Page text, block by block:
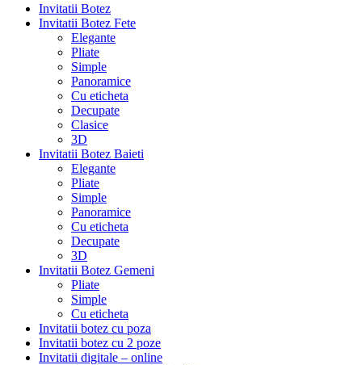
Invitatii Botez
Invitatii Botez Fete
Elegante
Pliate
Simple
Panoramice
Cu eticheta
Decupate
Clasice
3D
Invitatii Botez Baieti
Elegante
Pliate
Simple
Panoramice
Cu eticheta
Decupate
3D
Invitatii Botez Gemeni
Pliate
Simple
Cu eticheta
Invitatii botez cu poza
Invitatii botez cu 2 poze
Invitatii digitale – online